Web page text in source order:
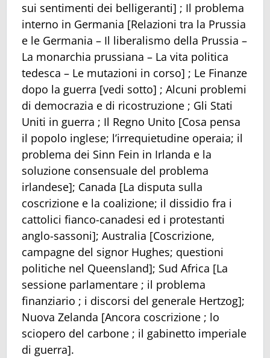
sui sentimenti dei belligeranti] ; Il problema
interno in Germania [Relazioni tra la Prussia
e le Germania – Il liberalismo della Prussia –
La monarchia prussiana – La vita politica
tedesca – Le mutazioni in corso] ; Le Finanze
dopo la guerra [vedi sotto] ; Alcuni problemi
di democrazia e di ricostruzione ; Gli Stati
Uniti in guerra ; Il Regno Unito [Cosa pensa
il popolo inglese; l’irrequietudine operaia; il
problema dei Sinn Fein in Irlanda e la
soluzione consensuale del problema
irlandese]; Canada [La disputa sulla
coscrizione e la coalizione; il dissidio fra i
cattolici fianco-canadesi ed i protestanti
anglo-sassoni]; Australia [Coscrizione,
campagne del signor Hughes; questioni
politiche nel Queensland]; Sud Africa [La
sessione parlamentare ; il problema
finanziario ; i discorsi del generale Hertzog];
Nuova Zelanda [Ancora coscrizione ; lo
sciopero del carbone ; il gabinetto imperiale
di guerra].